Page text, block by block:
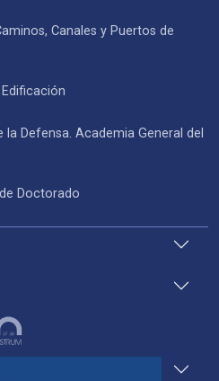
Canales y Puertos de
Defensa. Academia General del
Doctorado